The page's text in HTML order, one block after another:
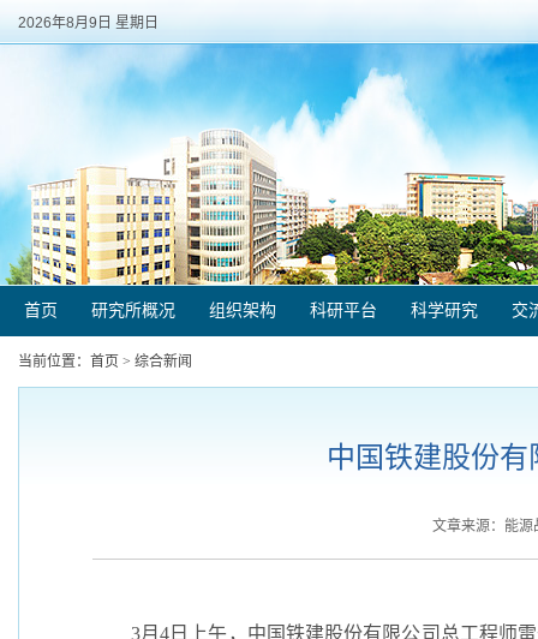
2026年8月9日 星期日
首页 研究所概况 组织架构 科研平台 科学研究 交
当前位置： 首页 > 综合新闻
中国铁建股份
文章来源：能
3月4日上午，中国铁建股份有限公司总工程师